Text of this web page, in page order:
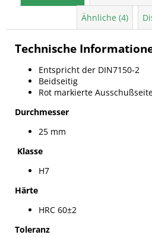
Ähnliche (4)
Technische
Entspricht der DIN7150-2
Beidseitig
Rot markierte
Durchmesser
25 mm
Klasse
H7
Härte
HRC 60±2
Toleranz